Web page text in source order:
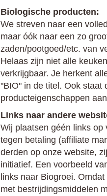
Biologische producten:
We streven naar een
maar óók naar een zo
zaden/pootgoed/etc. van
Helaas zijn niet alle
verkrijgbaar. Je herkent
"BIO" in de titel. Ook staat
producteigenschappen
Links naar andere
Wij plaatsen géén links op
tegen betaling (affiliate
derden op onze website,
initiatief. Een voorbeeld
links naar Biogroei.
met bestrijdingsmiddelen